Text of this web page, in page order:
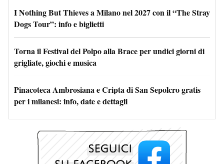
I Nothing But Thieves a Milano nel 2027 con il “The Stray
Dogs Tour”: info e biglietti
Torna il Festival del Polpo alla Brace per undici giorni di
grigliate, giochi e musica
Pinacoteca Ambrosiana e Cripta di San Sepolcro gratis
per i milanesi: info, date e dettagli